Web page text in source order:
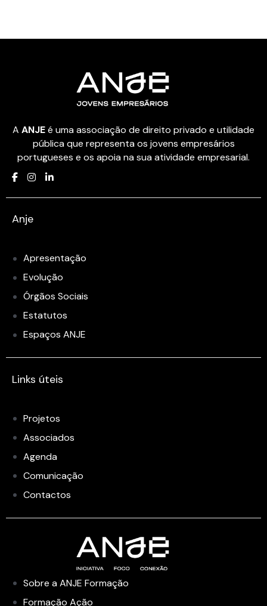
A ANJEé uma associação de direito privado e utilidade
pública que representa os jovens empresários
portugueses e os apoia na sua atividade empresarial.
Anje
Apresentação
Evolução
Órgãos Sociais
Estatutos
Espaços ANJE
Links úteis
Projetos
Associados
Agenda
Comunicação
Contactos
Sobre a ANJE Formação
Formação Ação